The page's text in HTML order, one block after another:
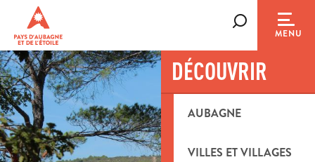
contenu
principal
MENU
DÉCOUVRIR
AUBAGNE
VILLES ET VILLAGES